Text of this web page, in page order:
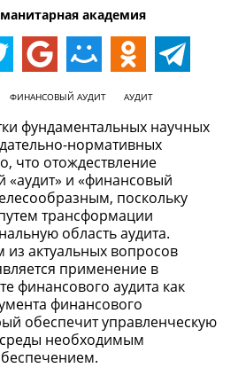
академия
ФИНАНСОВЫЙ АУДИТ АУДИТ
фундаментальных научных
нормативных
что отождествление
«аудит» и «финансовый
поскольку
трансформации
область аудита.
актуальных вопросов
применение в
финансового аудита как
финансового
обеспечит управленческую
необходимым